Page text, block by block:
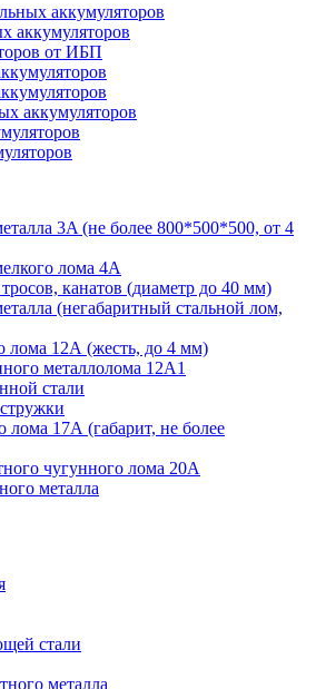
аккумуляторов
аккумуляторов
от ИБП
аккумуляторов
3A (не более 800*500*500, от 4
лома 4А
канатов (диаметр до 40 мм)
(негабаритный стальной лом,
лома 12А (жесть, до 4 мм)
металлолома 12А1
стали
лома 17А (габарит, не более
чугунного лома 20А
металла
стали
металла